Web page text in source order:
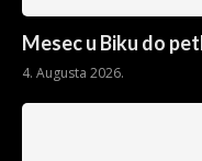
Mesec u Biku do
4. Augusta 2026.